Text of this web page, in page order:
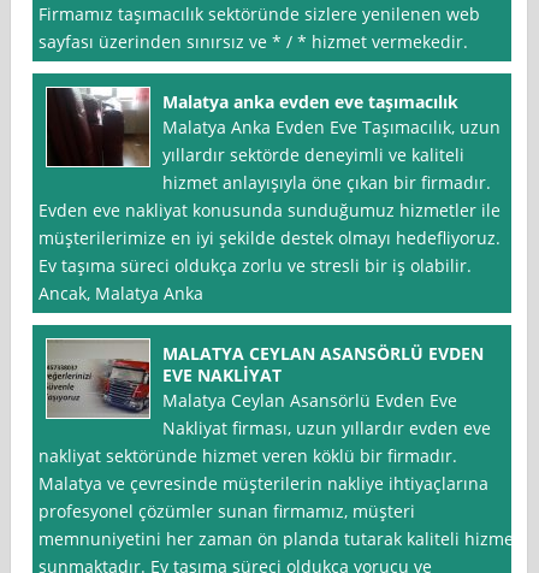
Firmamız taşımacılık sektöründe sizlere yenilenen web
sayfası üzerinden sınırsız ve * / * hizmet vermekedir.
Malatya anka evden eve taşımacılık
Malatya Anka Evden Eve Taşımacılık, uzun
yıllardır sektörde deneyimli ve kaliteli
hizmet anlayışıyla öne çıkan bir firmadır.
Evden eve nakliyat konusunda sunduğumuz hizmetler ile
müşterilerimize en iyi şekilde destek olmayı hedefliyoruz.
Ev taşıma süreci oldukça zorlu ve stresli bir iş olabilir.
Ancak, Malatya Anka
MALATYA CEYLAN ASANSÖRLÜ EVDEN
EVE NAKLİYAT
Malatya Ceylan Asansörlü Evden Eve
Nakliyat firması, uzun yıllardır evden eve
nakliyat sektöründe hizmet veren köklü bir firmadır.
Malatya ve çevresinde müşterilerin nakliye ihtiyaçlarına
profesyonel çözümler sunan firmamız, müşteri
memnuniyetini her zaman ön planda tutarak kaliteli hizmet
sunmaktadır. Ev taşıma süreci oldukça yorucu ve